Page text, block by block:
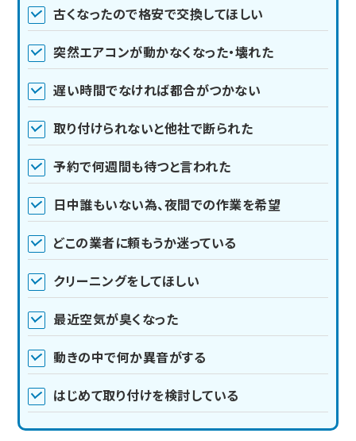
古くなったので格安で交換してほしい
突然エアコンが動かなくなった・壊れた
遅い時間でなければ都合がつかない
取り付けられないと他社で断られた
予約で何週間も待つと言われた
日中誰もいない為、夜間での作業を希望
どこの業者に頼もうか迷っている
クリーニングをしてほしい
最近空気が臭くなった
動きの中で何か異音がする
はじめて取り付けを検討している